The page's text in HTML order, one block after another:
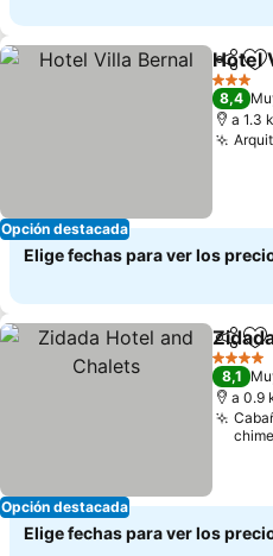
Opción destacada
Hotel
3 Estrellas
8,4
a 1.3
Elige fechas para ver los
Opción destacada
4 Estrellas
8,1
a 0.9
Elige fechas para ver los